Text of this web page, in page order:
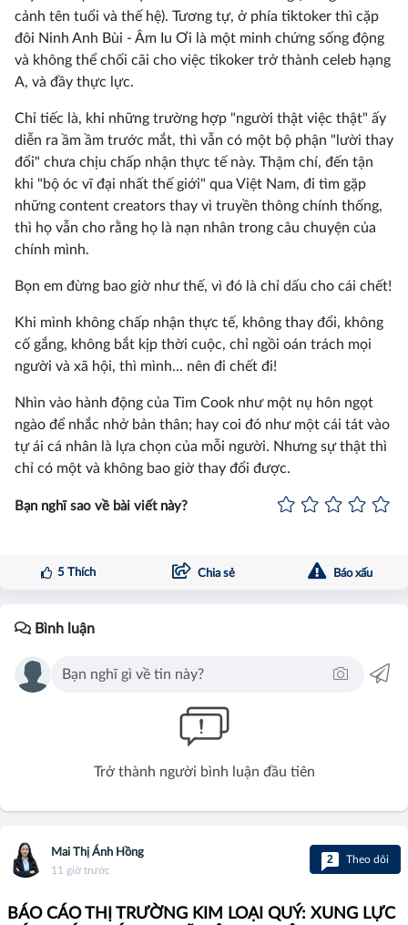
cảnh tên tuổi và thế hệ). Tương tự, ở phía tiktoker thì cặp
đôi Ninh Anh Bùi - Âm Iu Ơi là một minh chứng sống động
và không thể chối cãi cho việc tikoker trở thành celeb hạng
A, và đầy thực lực.
Chỉ tiếc là, khi những trường hợp "người thật việc thật" ấy
diễn ra ầm ầm trước mắt, thì vẫn có một bộ phận "lười thay
đổi" chưa chịu chấp nhận thực tế này. Thậm chí, đến tận
khi "bộ óc vĩ đại nhất thế giới" qua Việt Nam, đi tìm gặp
những content creators thay vì truyền thông chính thống,
thì họ vẫn cho rằng họ là nạn nhân trong câu chuyện của
chính mình.
Bọn em đừng bao giờ như thế, vì đó là chỉ dấu cho cái chết!
Khi mình không chấp nhận thực tế, không thay đổi, không
cố gắng, không bắt kịp thời cuộc, chỉ ngồi oán trách mọi
người và xã hội, thì mình... nên đi chết đi!
Nhìn vào hành động của Tim Cook như một nụ hôn ngọt
ngào để nhắc nhở bản thân; hay coi đó như một cái tát vào
tự ái cá nhân là lựa chọn của mỗi người. Nhưng sự thật thì
chỉ có một và không bao giờ thay đổi được.
Bạn nghĩ sao về bài viết này?
5Thích Chia sẻ Báo xấu
Bình luận
Trở thành người bình luận đầu tiên
Mai Thị Ánh Hồng
11 giờ trước
2 Theo dõi
BÁO CÁO THỊ TRƯỜNG KIM LOẠI QUÝ: XUNG LỰC